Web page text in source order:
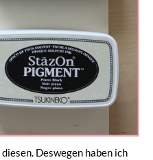
Deswegen haben ich